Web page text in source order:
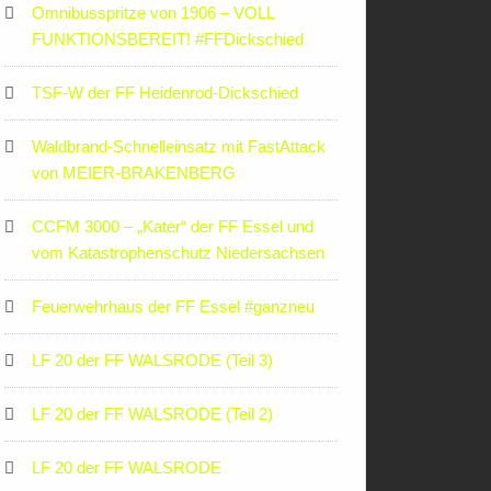
Omnibusspritze von 1906 – VOLL
FUNKTIONSBEREIT! #FFDickschied
TSF-W der FF Heidenrod-Dickschied
Waldbrand-Schnelleinsatz mit FastAttack
von MEIER-BRAKENBERG
CCFM 3000 – „Kater“ der FF Essel und
vom Katastrophenschutz Niedersachsen
Feuerwehrhaus der FF Essel #ganzneu
LF 20 der FF WALSRODE (Teil 3)
LF 20 der FF WALSRODE (Teil 2)
LF 20 der FF WALSRODE